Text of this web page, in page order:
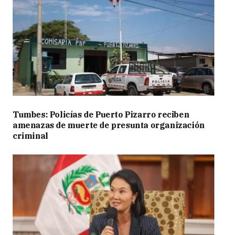
Tumbes: Policías de Puerto Pizarro reciben
amenazas de muerte de presunta organización
criminal